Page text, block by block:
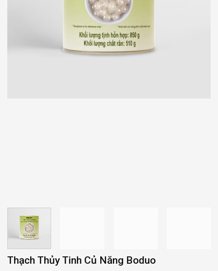
Thạch Thủy Tinh Củ Năng Boduo